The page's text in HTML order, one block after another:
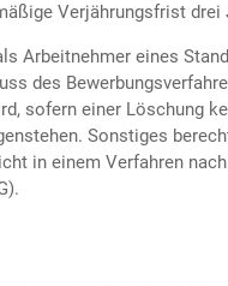
Verjährungsfrist drei
Arbeitnehmer eines
des
sofern einer Löschung
Sonstiges
in einem Verfahren